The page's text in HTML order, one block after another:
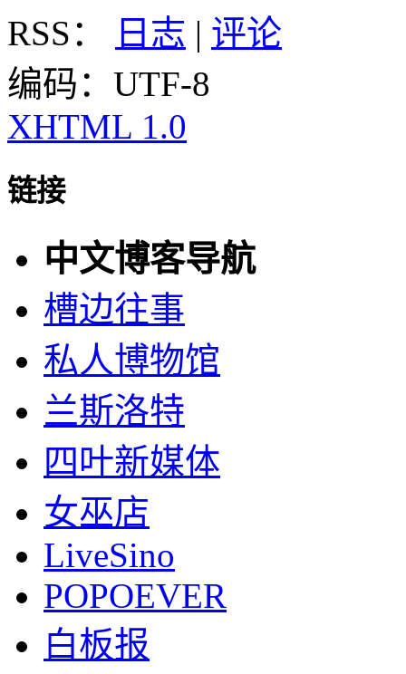
RSS：
日志 | 评论
编码：UTF-8
XHTML 1.0
链接
中文博客导航
槽边往事
私人博物馆
兰斯洛特
四叶新媒体
女巫店
LiveSino
POPOEVER
白板报